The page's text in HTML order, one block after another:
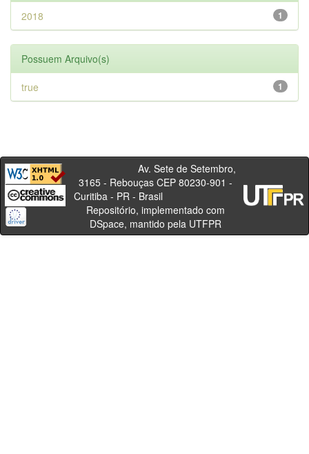
1
2018
Possuem Arquivo(s)
1
true
Av. Sete de Setembro,
3165 - Rebouças CEP 80230-901 -
Curitiba - PR - Brasil
Repositório, implementado com
DSpace, mantido pela UTFPR